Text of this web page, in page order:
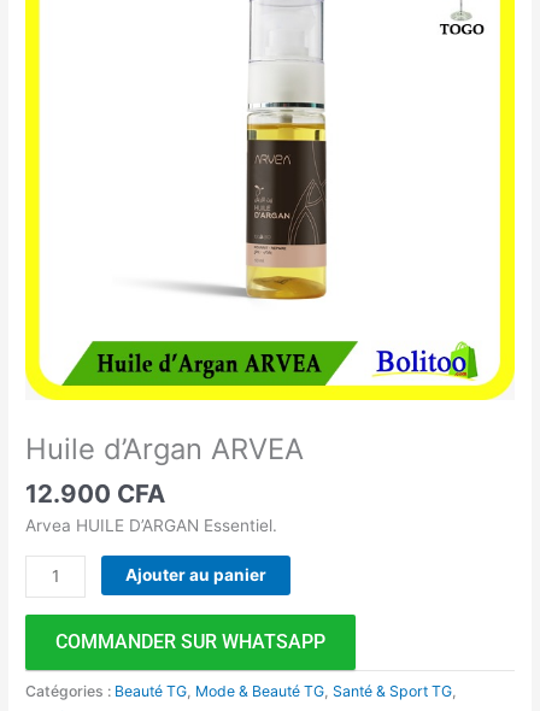
Huile d’Argan ARVEA
12.900 CFA
Arvea HUILE D’ARGAN Essentiel.
Ajouter au panier
COMMANDER SUR WHATSAPP
Catégories : Beauté TG Mode & Beauté TG ,Santé & Sport TG